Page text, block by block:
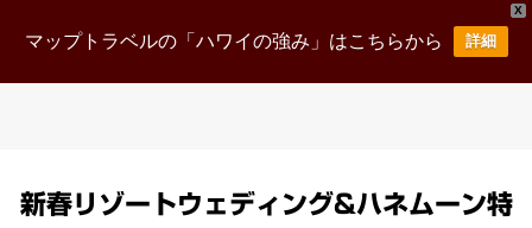
X
マップトラベルの「ハワイの強み」はこちらから 詳細
新春リゾートウェディング&ハネムーン特